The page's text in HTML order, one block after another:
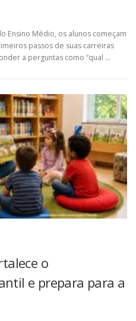
Ensino Médio, os alunos começam
passos de suas carreiras
a perguntas como “qual …
o
e prepara para a